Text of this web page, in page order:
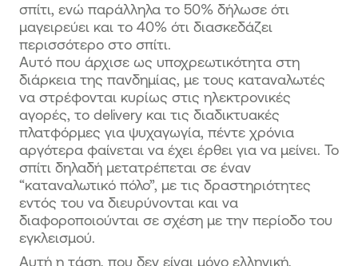
σπίτι, ενώ παράλληλα το 50% δήλωσε ότι
μαγειρεύει και το 40% ότι διασκεδάζει
περισσότερο στο σπίτι.
Αυτό που άρχισε ως υποχρεωτικότητα στη
διάρκεια της πανδημίας, με τους καταναλωτές
να στρέφονται κυρίως στις ηλεκτρονικές
αγορές, το delivery και τις διαδικτυακές
πλατφόρμες για ψυχαγωγία, πέντε χρόνια
αργότερα φαίνεται να έχει έρθει για να μείνει. Το
σπίτι δηλαδή μετατρέπεται σε έναν
“καταναλωτικό πόλο”, με τις δραστηριότητες
εντός του να διευρύνονται και να
διαφοροποιούνται σε σχέση με την περίοδο του
εγκλεισμού.
Αυτή η τάση, που δεν είναι μόνο ελληνική,